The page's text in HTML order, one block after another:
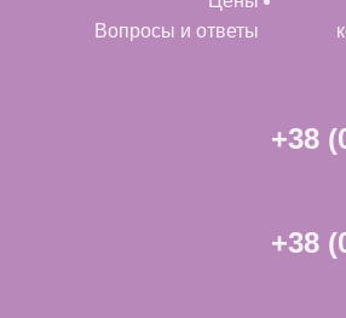
Вопросы и ответы
+38
+38